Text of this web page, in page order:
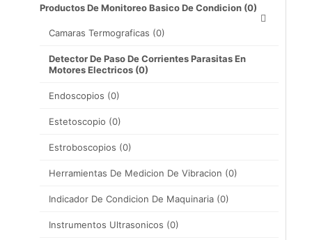
Productos De Monitoreo Basico De Condicion (0)
Camaras Termograficas (0)
Detector De Paso De Corrientes Parasitas En
Motores Electricos (0)
Endoscopios (0)
Estetoscopio (0)
Estroboscopios (0)
Herramientas De Medicion De Vibracion (0)
Indicador De Condicion De Maquinaria (0)
Instrumentos Ultrasonicos (0)